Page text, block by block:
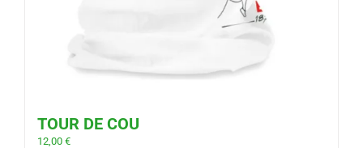
TOUR DE COU
12,00 €